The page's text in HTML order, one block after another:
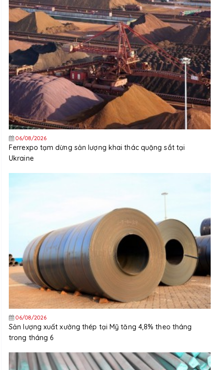
06/08/2026
Ferrexpo tạm dừng sản lượng khai thác quặng sắt tại
Ukraine
06/08/2026
Sản lượng xuất xưởng thép tại Mỹ tăng 4,8% theo tháng
trong tháng 6